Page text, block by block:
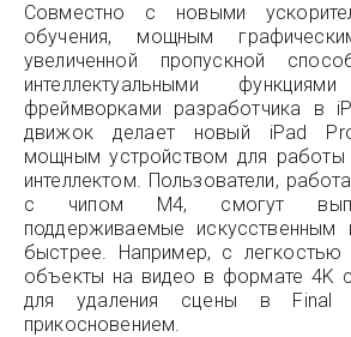
Совместно с новыми
обучения, мощным
увеличенной пропускной
интеллектуальными
фреймворками разработчика в
движок делает новый iPad Pro
мощным устройством для работы
интеллектом. Пользователи,
с чипом M4, смогут
поддерживаемые искусственным
быстрее. Например, с
объекты на видео в формате 4K
для удаления сцены в Final
прикосновением.